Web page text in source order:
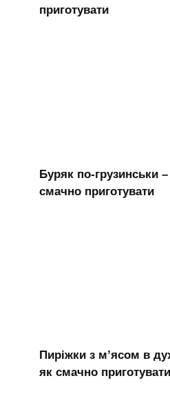
приготувати
Буряк по-грузинськи
смачно приготувати
Пиріжки з м’ясом в
як смачно приготувати